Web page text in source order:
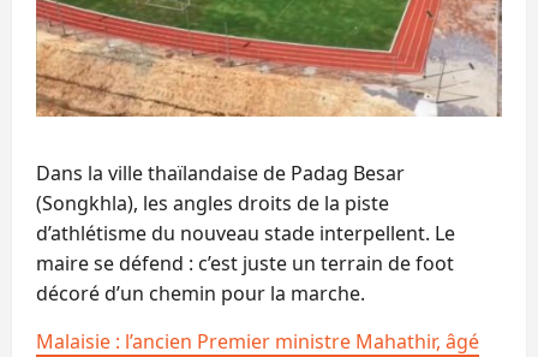
Dans la ville thaïlandaise de Padag Besar
(Songkhla), les angles droits de la piste
d’athlétisme du nouveau stade interpellent. Le
maire se défend : c’est juste un terrain de foot
décoré d’un chemin pour la marche.
Malaisie : l’ancien Premier ministre Mahathir, âgé